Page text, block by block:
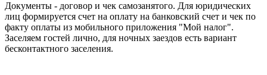
Документы - договор и чек самозанятого. Для юридических
лиц формируется счет на оплату на банковский счет и чек по
факту оплаты из мобильного приложения "Мой налог".
Заселяем гостей лично, для ночных заездов есть вариант
бесконтактного заселения.